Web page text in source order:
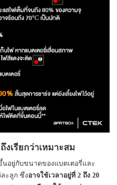
เรียกว่าเหมาะสม
นอยู่กับขนาดของแบตเตอรี่และ
ะลูก ซึ่งอาจใช้เวลาอยู่ที่ 2 ถึง 20